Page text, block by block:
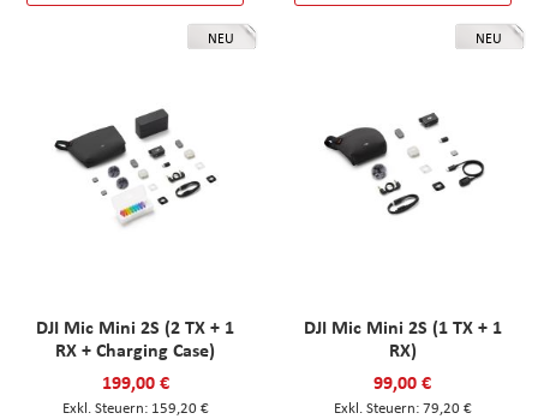
NEU
DJI Mic Mini 2S (2 TX + 1
RX + Charging Case)
199,00 €
159,20 €
NEU
DJI Mic Mini 2S (1 TX + 1
RX)
99,00 €
79,20 €